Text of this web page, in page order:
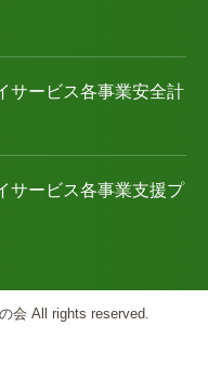
サービス各事業安全計
サービス各事業⽀援プ
会 All rights reserved.